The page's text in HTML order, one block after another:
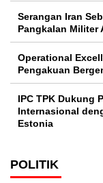
Serangan Iran
Pangkalan Militer
Operational
Pengakuan
IPC TPK Dukung
Internasional
Estonia
POLITIK